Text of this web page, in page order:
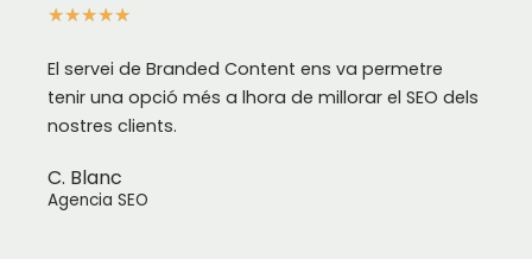
★★★★★
El servei de Branded Content ens va permetre
tenir una opció més a lhora de millorar el SEO dels
nostres clients.
C. Blanc
Agencia SEO